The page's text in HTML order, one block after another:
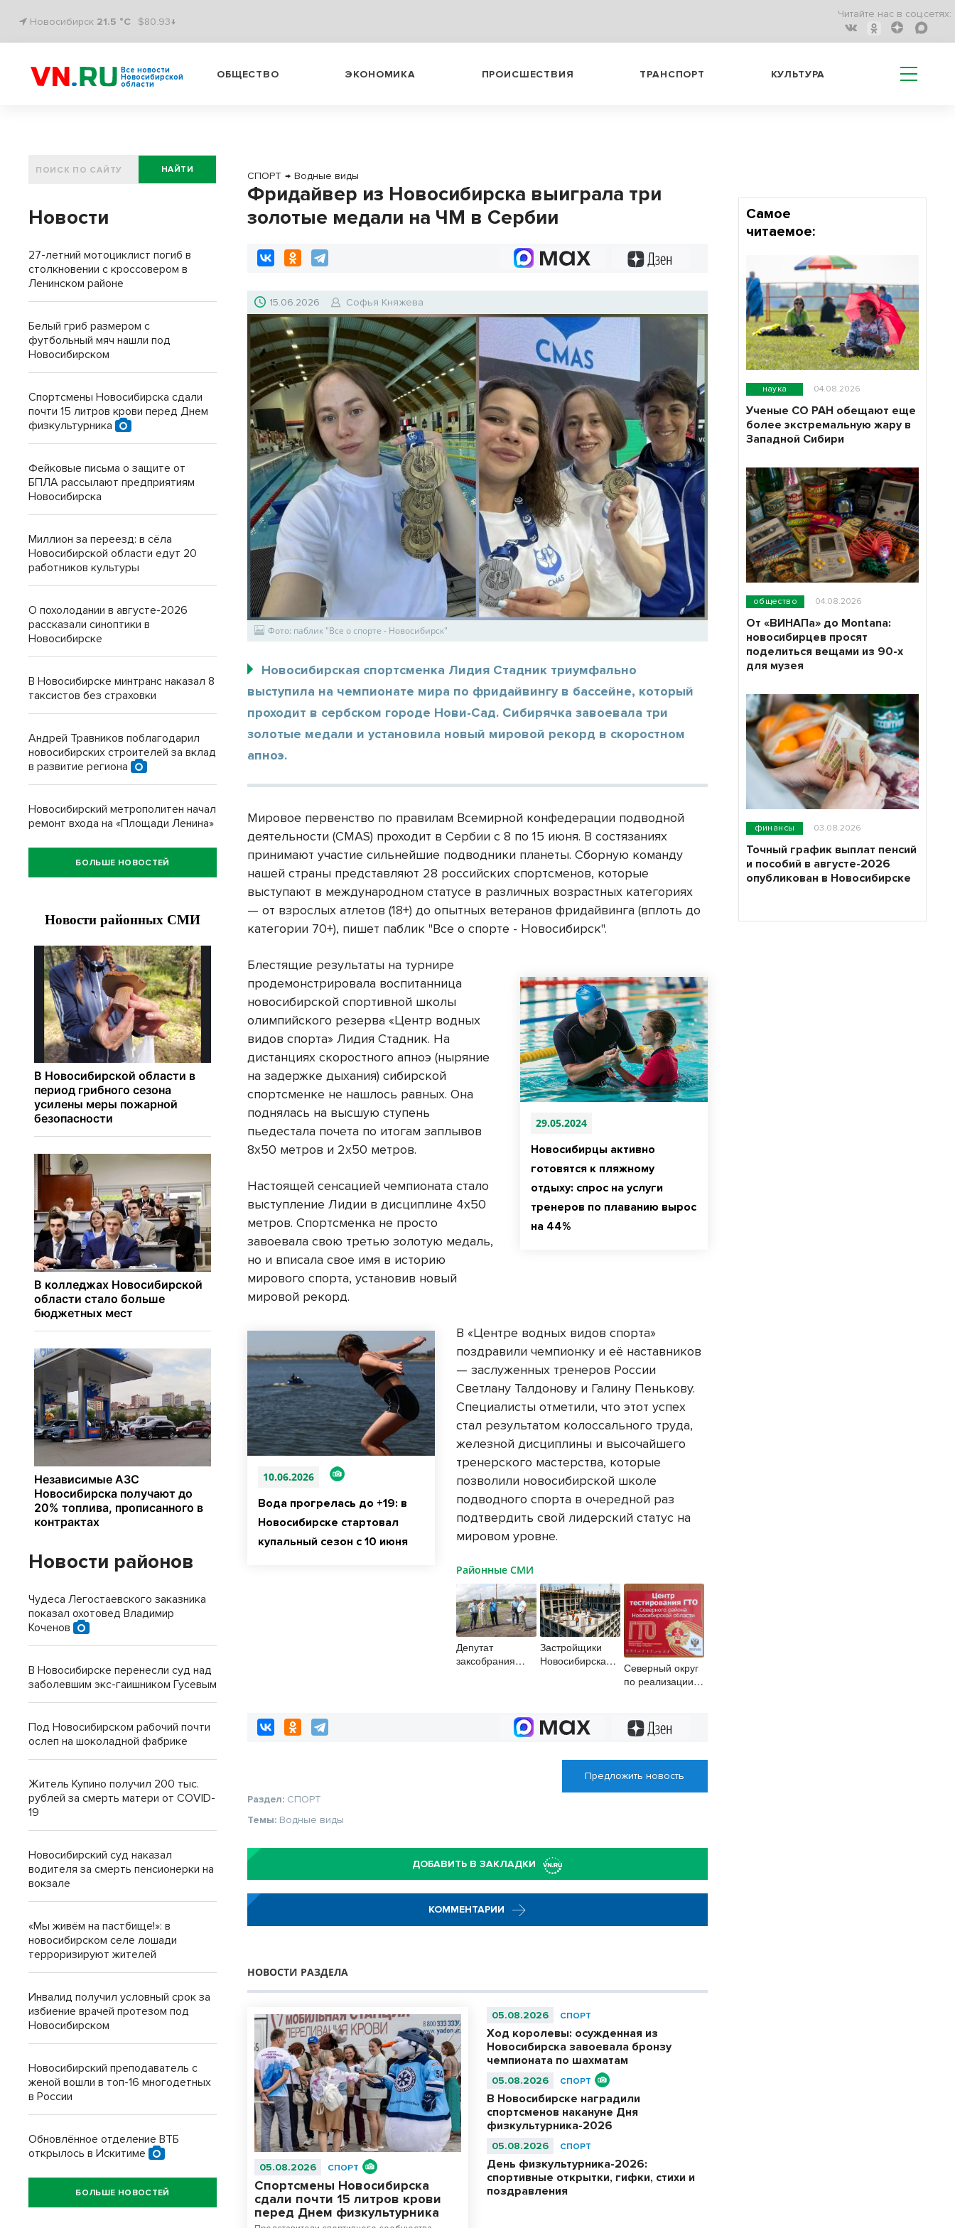
Новосибирск 21.5 °C $80.93↓
Читайте нас в соц.сетях:
Все новости
Новосибирской
области
ОБЩЕСТВО ЭКОНОМИКА ПРОИСШЕСТВИЯ ТРАНСПОРТ КУЛЬТУРА
СПОРТ → Водные виды
Фридайвер из Новосибирска выиграла три
золотые медали на ЧМ в Сербии
15.06.2026 Софья Княжева
Фото: паблик "Все о спорте - Новосибирск"
Новосибирская спортсменка Лидия Стадник триумфально
выступила на чемпионате мира по фридайвингу в бассейне, который
проходит в сербском городе Нови-Сад. Сибирячка завоевала три
золотые медали и установила новый мировой рекорд в скоростном
апноэ.
Мировое первенство по правилам Всемирной конфедерации подводной
деятельности (CMAS) проходит в Сербии с 8 по 15 июня. В состязаниях
принимают участие сильнейшие подводники планеты. Сборную команду
нашей страны представляют 28 российских спортсменов, которые
выступают в международном статусе в различных возрастных категориях
— от взрослых атлетов (18+) до опытных ветеранов фридайвинга (вплоть до
категории 70+), пишет паблик "Все о спорте - Новосибирск".
29.05.2024
Новосибирцы активно
готовятся к пляжному
отдыху: спрос на услуги
тренеров по плаванию вырос
на 44%
Блестящие результаты на турнире
продемонстрировала воспитанница
новосибирской спортивной школы
олимпийского резерва «Центр водных
видов спорта» Лидия Стадник. На
дистанциях скоростного апноэ (ныряние
на задержке дыхания) сибирской
спортсменке не нашлось равных. Она
поднялась на высшую ступень
пьедестала почета по итогам заплывов
8х50 метров и 2х50 метров.
Настоящей сенсацией чемпионата стало
выступление Лидии в дисциплине 4х50
метров. Спортсменка не просто
завоевала свою третью золотую медаль,
но и вписала свое имя в историю
мирового спорта, установив новый
мировой рекорд.
10.06.2026
Вода прогрелась до +19: в
Новосибирске стартовал
купальный сезон с 10 июня
В «Центре водных видов спорта»
поздравили чемпионку и её наставников
— заслуженных тренеров России
Светлану Талдонову и Галину Пенькову.
Специалисты отметили, что этот успех
стал результатом колоссального труда,
железной дисциплины и высочайшего
тренерского мастерства, которые
позволили новосибирской школе
подводного спорта в очередной раз
подтвердить свой лидерский статус на
мировом уровне.
Районные СМИ
Депутат
заксобрания
Застройщики
Новосибирска
Северный округ
по реализации
первое место
Предложить новость
Раздел: СПОРТ
Темы: Водные виды
ДОБАВИТЬ В ЗАКЛАДКИ
КОММЕНТАРИИ
НОВОСТИ РАЗДЕЛА
05.08.2026 СПОРТ
Спортсмены Новосибирска
сдали почти 15 литров крови
перед Днем физкультурника
05.08.2026 СПОРТ
Ход королевы: осужденная из
Новосибирска завоевала бронзу
чемпионата по шахматам
05.08.2026 СПОРТ
В Новосибирске наградили
спортсменов накануне Дня
физкультурника-2026
05.08.2026 СПОРТ
День физкультурника-2026:
спортивные открытки, гифки, стихи и
поздравления
НАЙТИ
Новости
27-летний мотоциклист погиб в
столкновении с кроссовером в
Ленинском районе
Белый гриб размером с
футбольный мяч нашли под
Новосибирском
Спортсмены Новосибирска сдали
почти 15 литров крови перед Днем
физкультурника
Фейковые письма о защите от
БПЛА рассылают предприятиям
Новосибирска
Миллион за переезд: в сёла
Новосибирской области едут 20
работников культуры
О похолодании в августе-2026
рассказали синоптики в
Новосибирске
В Новосибирске минтранс наказал 8
таксистов без страховки
Андрей Травников поблагодарил
новосибирских строителей за вклад
в развитие региона
Новосибирский метрополитен начал
ремонт входа на «Площади Ленина»
БОЛЬШЕ НОВОСТЕЙ
Новости районов
Чудеса Легостаевского заказника
показал охотовед Владимир
Коченов
В Новосибирске перенесли суд над
заболевшим экс-гаишником Гусевым
Под Новосибирском рабочий почти
ослеп на шоколадной фабрике
Житель Купино получил 200 тыс.
рублей за смерть матери от COVID-
19
Новосибирский суд наказал
водителя за смерть пенсионерки на
вокзале
«Мы живём на пастбище!»: в
новосибирском селе лошади
терроризируют жителей
Инвалид получил условный срок за
избиение врачей протезом под
Новосибирском
Новосибирский преподаватель с
женой вошли в топ-16 многодетных
в России
Обновлённое отделение ВТБ
открылось в Искитиме
БОЛЬШЕ НОВОСТЕЙ
Самое
читаемое:
наука 04.08.2026
Ученые СО РАН обещают еще
более экстремальную жару в
Западной Сибири
общество 04.08.2026
От «ВИНАПа» до Montana:
новосибирцев просят
поделиться вещами из 90-х
для музея
финансы 03.08.2026
Точный график выплат пенсий
и пособий в августе-2026
опубликован в Новосибирске